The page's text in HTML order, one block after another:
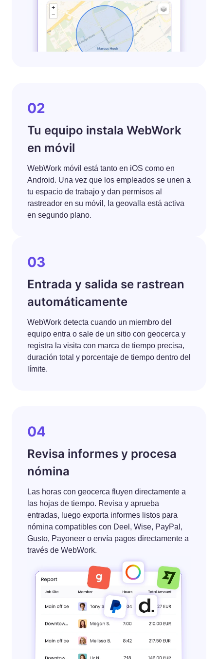
02
Tu equipo instala WebWork
en móvil
WebWork móvil está tanto en iOS como en
Android. Una vez que los empleados se unen a
tu espacio de trabajo y dan permisos al
rastreador en su móvil, la geovalla está activa
en segundo plano.
03
Entrada y salida se rastrean
automáticamente
WebWork detecta cuando un miembro del
equipo entra o sale de un sitio con geocerca y
registra la visita con marca de tiempo precisa,
duración total y porcentaje de tiempo dentro del
límite.
04
Revisa informes y procesa
nómina
Las horas con geocerca fluyen directamente a
las hojas de tiempo. Revisa y aprueba
entradas, luego exporta informes listos para
nómina compatibles con Deel, Wise, PayPal,
Gusto, Payoneer o envía pagos directamente a
través de WebWork.